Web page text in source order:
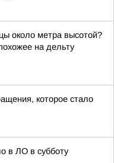
около метра высотой?
на дельту
которое стало
в ЛО в субботу